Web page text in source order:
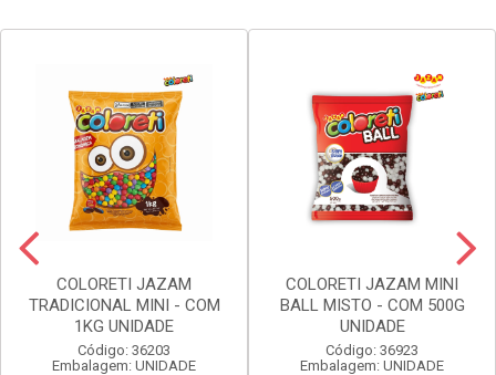
COLORETI JAZAM
TRADICIONAL MINI - COM
1KG UNIDADE
Código: 36203
Embalagem: UNIDADE
COLORETI JAZAM MINI
BALL MISTO - COM 500G
UNIDADE
Código: 36923
Embalagem: UNIDADE